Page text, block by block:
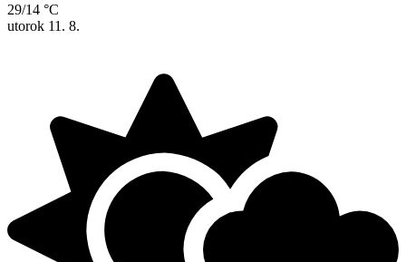
29/14 °C
utorok 11. 8.